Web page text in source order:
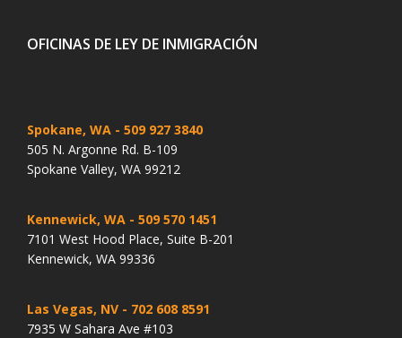
OFICINAS DE LEY DE INMIGRACIÓN
Spokane, WA - 509 927 3840
505 N. Argonne Rd. B-109
Spokane Valley, WA 99212
Kennewick, WA - 509 570 1451
7101 West Hood Place, Suite B-201
Kennewick, WA 99336
Las Vegas, NV - 702 608 8591
7935 W Sahara Ave #103